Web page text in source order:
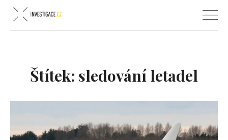
Štítek: sledování letadel